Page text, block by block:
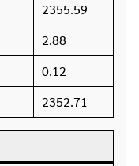
2355.59
2.88
0.12
2352.71